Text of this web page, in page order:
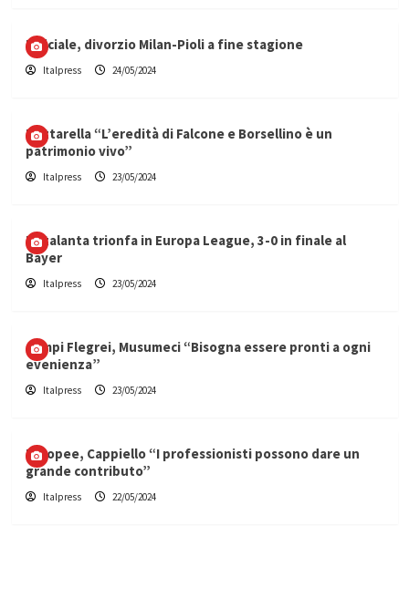
Ufficiale, divorzio Milan-Pioli a fine stagione
Italpress 24/05/2024
Mattarella “L’eredità di Falcone e Borsellino è un
patrimonio vivo”
Italpress 23/05/2024
L’Atalanta trionfa in Europa League, 3-0 in finale al
Bayer
Italpress 23/05/2024
Campi Flegrei, Musumeci “Bisogna essere pronti a ogni
evenienza”
Italpress 23/05/2024
Europee, Cappiello “I professionisti possono dare un
grande contributo”
Italpress 22/05/2024